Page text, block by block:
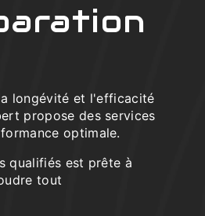
longévité et l'efficacité
propose des services
optimale.
qualifiés est prête à
tout